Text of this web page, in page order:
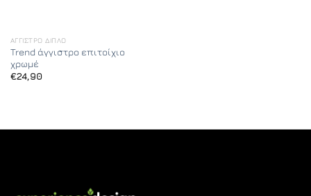
ΆΓΓΙΣΤΡΟ ΔΙΠΛΌ
Trend άγγιστρο επιτοίχιο
χρωμέ
€24,90